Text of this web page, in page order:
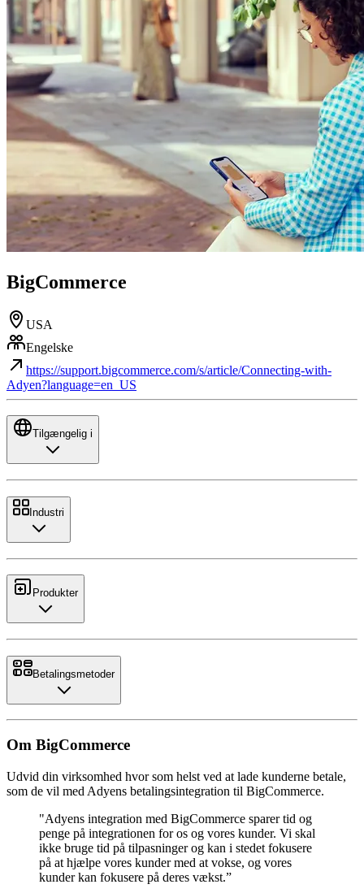
BigCommerce
USA
Engelske
https://support.bigcommerce.com/s/article/Connecting-with-
Adyen?language=en_US
Tilgængelig i
Industri
Produkter
Betalingsmetoder
Om BigCommerce
Udvid din virksomhed hvor som helst ved at lade kunderne betale,
som de vil med Adyens betalingsintegration til BigCommerce.
"Adyens integration med BigCommerce sparer tid og
penge på integrationen for os og vores kunder. Vi skal
ikke bruge tid på tilpasninger og kan i stedet fokusere
på at hjælpe vores kunder med at vokse, og vores
kunder kan fokusere på deres vækst.”